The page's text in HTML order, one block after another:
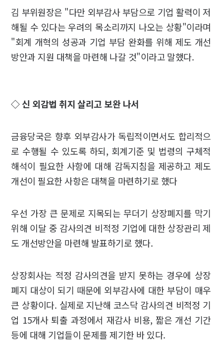
김 부위원장은 "다만 외부감사 부담으로 기업 활력이 저
해될 수 있다는 우려의 목소리까지 나오는 상황"이라며
"회계 개혁의 성공과 기업 부담 완화를 위해 제도 개선
방안과 지원 대책을 마련해 나갈 것"이라고 말했다.
◇ 신 외감법 취지 살리고 보완 나서
금융당국은 향후 외부감사가 독립적이면서도 합리적으
로 수행될 수 있도록 하되, 회계기준 및 법령의 구체적
해석이 필요한 사항에 대해 감독지침을 제공하고 제도
개선이 필요한 사항은 대책을 마련하기로 했다
우선 가장 큰 문제로 지목되는 무더기 상장폐지를 막기
위해 이달 중 감사의견 비적정 기업에 대한 상장관리 제
도 개선방안을 마련해 발표하기로 했다.
상장회사는 적정 감사의견을 받지 못하는 경우에 상장
폐지 대상이 되기 때문에 외부감사에 대한 부담이 매우
큰 상황이다. 실제로 지난해 코스닥 감사의견 비적정 기
업 15개사 퇴출 과정에서 재감사 비용, 짧은 개선 기간
등에 대해 기업들이 문제를 제기한 바 있다.